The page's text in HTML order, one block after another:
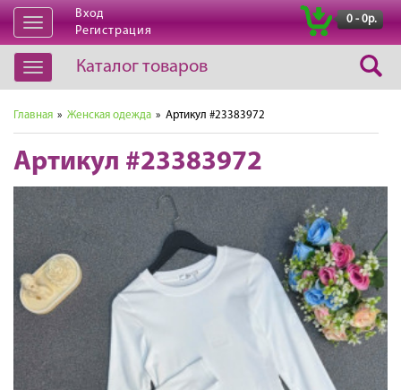
Открыть
навигацию
Вход
Регистрация
0 - 0р.
Открыть
навигацию
Каталог товаров
Главная » Женская одежда » Артикул #23383972
Артикул #23383972